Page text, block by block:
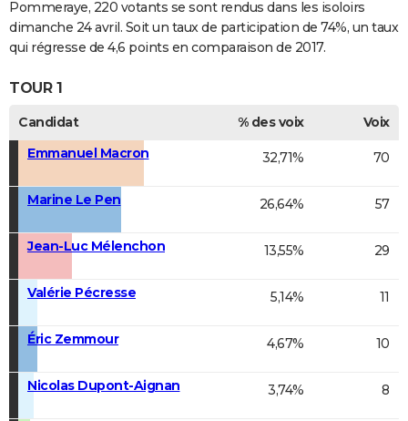
Pommeraye, 220 votants se sont rendus dans les isoloirs
dimanche 24 avril. Soit un taux de participation de 74%, un taux
qui régresse de 4,6 points en comparaison de 2017.
TOUR 1
Candidat % des voix
Voix
Emmanuel Macron
32,71% 70
Marine Le Pen 26,64% 57
Jean-Luc Mélenchon 13,55% 29
Valérie Pécresse 5,14% 11
Éric Zemmour 4,67% 10
Nicolas Dupont-Aignan 3,74% 8